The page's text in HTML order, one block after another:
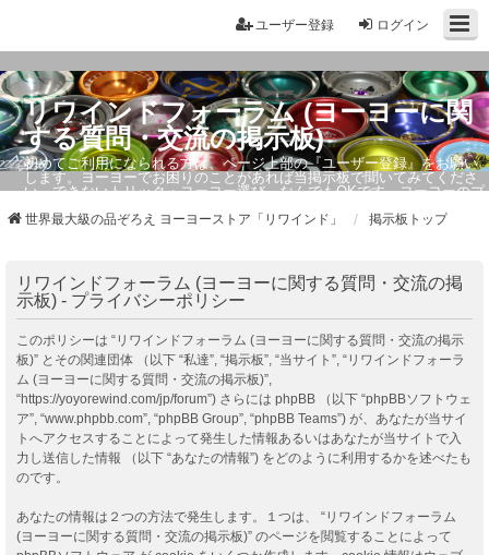
ログイン
ユーザー登録
リワインドフォーラム (ヨーヨーに関
する質問・交流の掲示板)
初めてご利用になられる方は、ページ上部の『ユーザー登録』をお願い
します。ヨーヨーでお困りのことがあれば当掲示板で聞いてみてくださ
い。できないトリック・ヨーヨー選び、なんでもOKです。ヨーヨーのプ
世界最大級の品ぞろえ ヨーヨーストア「リワインド」 掲示板トップ
リワインドフォーラム (ヨーヨーに関する質問・交流の掲
示板) - プライバシーポリシー
このポリシーは “リワインドフォーラム (ヨーヨーに関する質問・交流の掲示
板)” とその関連団体 （以下 “私達”, “掲示板”, “当サイト”, “リワインドフォーラ
ム (ヨーヨーに関する質問・交流の掲示板)”,
“https://yoyorewind.com/jp/forum”) さらには phpBB （以下 “phpBBソフトウェ
ア”, “www.phpbb.com”, “phpBB Group”, “phpBB Teams”) が、あなたが当サイ
トへアクセスすることによって発生した情報あるいはあなたが当サイトで入
力し送信した情報 （以下 “あなたの情報”) をどのように利用するかを述べたも
のです。
あなたの情報は２つの方法で発生します。１つは、 “リワインドフォーラム
(ヨーヨーに関する質問・交流の掲示板)” のページを閲覧することによって